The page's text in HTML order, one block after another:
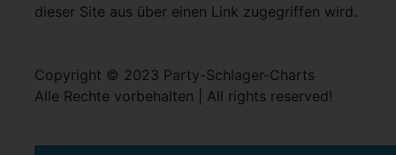
dieser Site aus über einen Link zugegriffen wird.
Copyright © 2023 Party-Schlager-Charts
Alle Rechte vorbehalten | All rights reserved!